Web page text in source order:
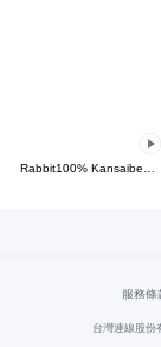
服務條
台灣連線股